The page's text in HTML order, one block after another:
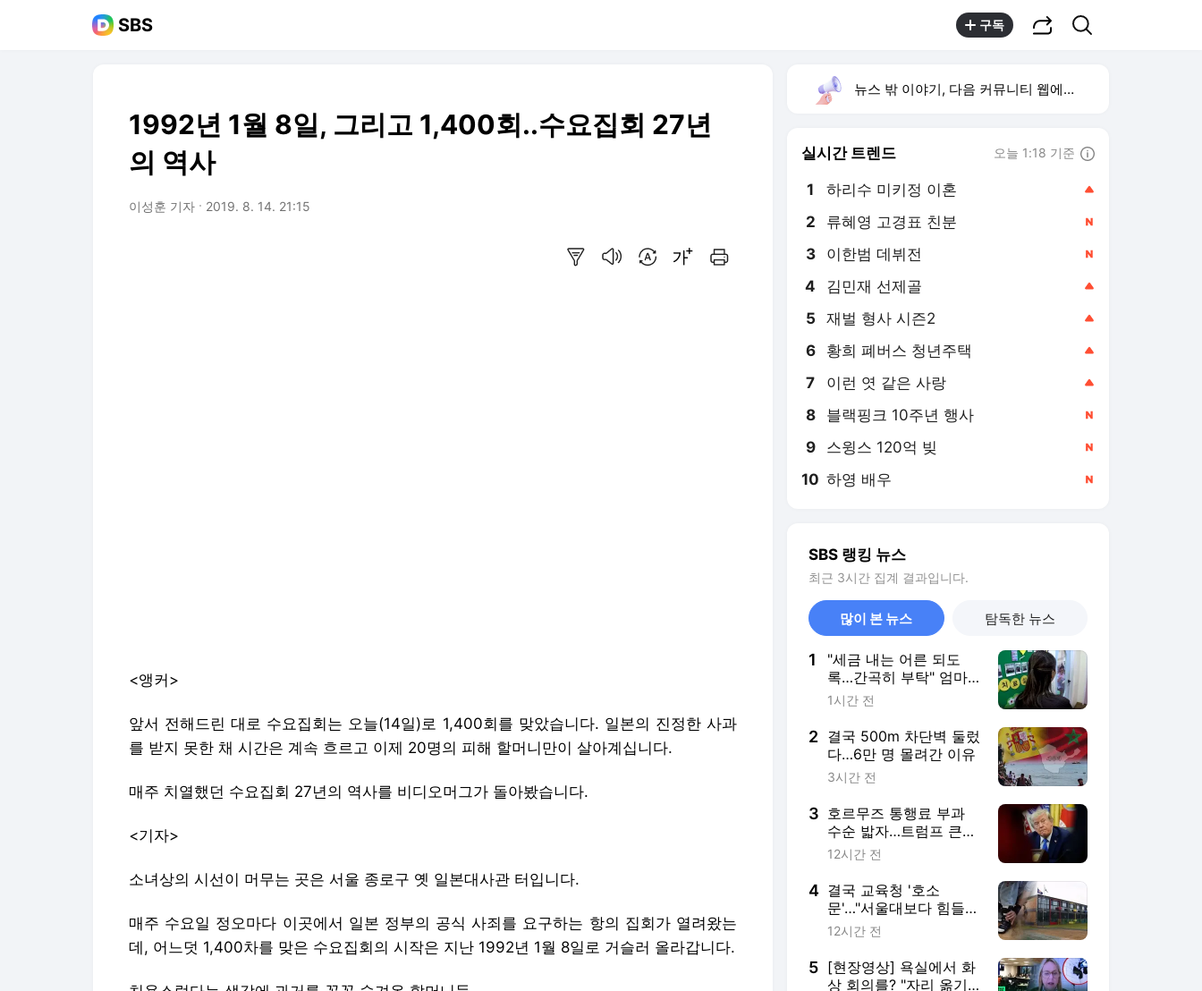
SBS 구독
1992년 1월 8일, 그리고 1,400회..수요집회 27년
의 역사
이성훈 기자 2019. 8. 14. 21:15
<앵커>
앞서 전해드린 대로 수요집회는 오늘(14일)로 1,400회를 맞았습니다. 일본의 진정한 사과
를 받지 못한 채 시간은 계속 흐르고 이제 20명의 피해 할머니만이 살아계십니다.
매주 치열했던 수요집회 27년의 역사를 비디오머그가 돌아봤습니다.
<기자>
소녀상의 시선이 머무는 곳은 서울 종로구 옛 일본대사관 터입니다.
매주 수요일 정오마다 이곳에서 일본 정부의 공식 사죄를 요구하는 항의 집회가 열려왔는
데, 어느덧 1,400차를 맞은 수요집회의 시작은 지난 1992년 1월 8일로 거슬러 올라갑니다.
뉴스 밖 이야기, 다음 커뮤니티 웹에서 보기
실시간 트렌드 오늘 1:18 기준
1 하리수 미키정 이혼
2 류혜영 고경표 친분
3 이한범 데뷔전
4 김민재 선제골
5 재벌 형사 시즌2
6 황희 폐버스 청년주택
7 이런 엿 같은 사랑
8 블랙핑크 10주년 행사
9 스윙스 120억 빚
10 하영 배우
SBS 랭킹 뉴스
최근 3시간 집계 결과입니다.
많이 본 뉴스 탐독한 뉴스
1
"세금 내는 어른 되도
록…간곡히 부탁" 엄마
의 호소문 [뉴스토리]
1시간 전
2 결국 500m 차단벽 둘렀
다…6만 명 몰려간 이유
3시간 전
3 호르무즈 통행료 부과
수순 밟자…트럼프 큰소
리치더니
12시간 전
4 결국 교육청 '호소
문'…"서울대보다 힘들
어" 애타는 부모
12시간 전
5 [현장영상] 욕실에서 화
상 회의를? "자리 옮기